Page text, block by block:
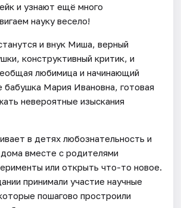
и узнают ещё много
науку весело!
и внук Миша, верный
конструктивный критик, и
любимица и начинающий
бабушка Мария Ивановна, готовая
невероятные изыскания
в детях любознательность и
вместе с родителями
или открыть что-то новое.
принимали участие научные
пошагово простроили